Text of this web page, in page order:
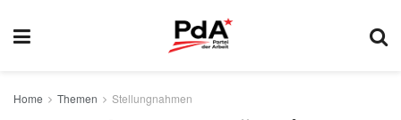
Home Themen Stellungnahmen